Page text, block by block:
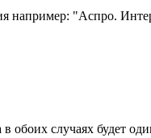
например: "Аспро.
обоих случаях будет